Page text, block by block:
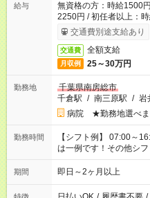
給与
無資格の方：時給1500
2250円 / 初任者以上：
交通費別途支給あり
交通費 全額支給
月収例 25～30万円
勤務地
千葉県南房総市
千倉駅 / 南三原駅 / 岩
病院 ★勤務地選べま
勤務時間
【シフト例】 07:00～
は一例です！その他シ
期間 即日～2ヶ月以上